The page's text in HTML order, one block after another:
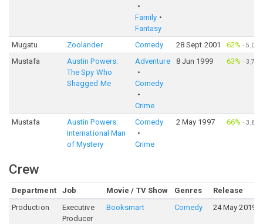
Family
Fantasy
Mugatu Zoolander Comedy 28 Sept 2001 62% ·5,014
Mustafa
Austin Powers:
The Spy Who
Shagged Me
Adventure
Comedy
Crime
8 Jun 1999 63% ·3,733
Mustafa
Austin Powers:
International Man
of Mystery
Comedy
Crime
2 May 1997 66% ·3,858
Crew
Department Job Movie / TV Show Genres Release
Production
Executive
Producer
Booksmart Comedy 24 May 2019